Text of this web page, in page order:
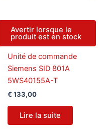
Avertir lorsque le
produit est en stock
Unité de commande
Siemens SID 801A
5WS40155A-T
€ 133,00
Lire la suite